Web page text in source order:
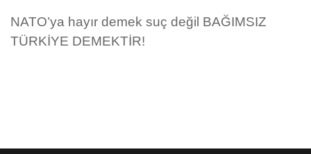
NATO’ya hayır demek suç değil BAĞIMSIZ
TÜRKİYE DEMEKTİR!